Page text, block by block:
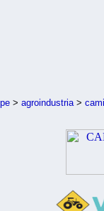
> agroindustria>